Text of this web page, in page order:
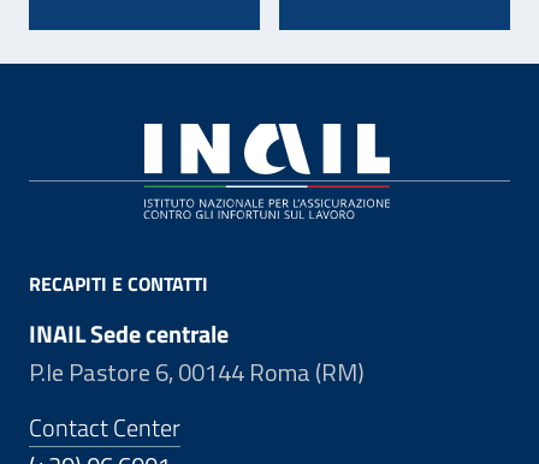
RECAPITI E CONTATTI
INAIL Sede centrale
P.le Pastore 6, 00144 Roma (RM)
Contact Center